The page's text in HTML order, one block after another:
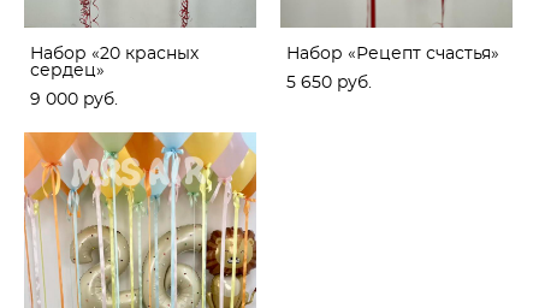
Набор «20 красных
сердец»
9 000 pуб.
Набор «Рецепт счастья»
5 650 pуб.